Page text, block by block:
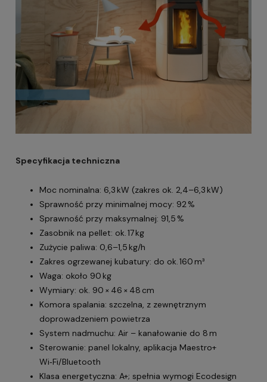
Specyfikacja techniczna
Moc nominalna: 6,3 kW (zakres ok. 2,4–6,3 kW)
Sprawność przy minimalnej mocy: 92 %
Sprawność przy maksymalnej: 91,5 %
Zasobnik na pellet: ok. 17 kg
Zużycie paliwa: 0,6–1,5 kg/h
Zakres ogrzewanej kubatury: do ok. 160 m³
Waga: około 90 kg
Wymiary: ok. 90 × 46 × 48 cm
Komora spalania: szczelna, z zewnętrznym
doprowadzeniem powietrza
System nadmuchu: Air – kanałowanie do 8 m
Sterowanie: panel lokalny, aplikacja Maestro+
Wi‑Fi/Bluetooth
Klasa energetyczna: A+; spełnia wymogi Ecodesign